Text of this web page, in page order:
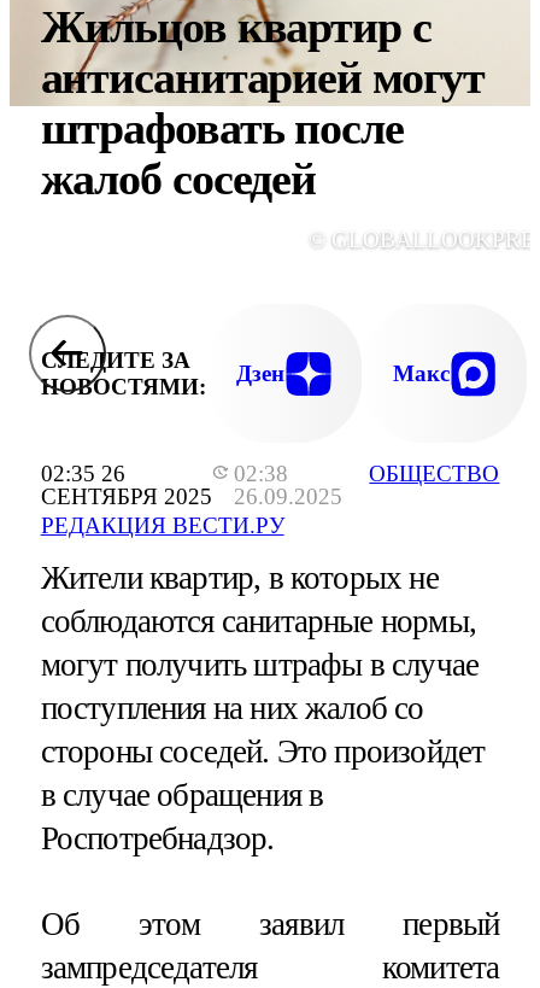
02:35 26
СЕНТЯБРЯ 2025
02:38
26.09.2025
РЕДАКЦИЯ ВЕСТИ.РУ
ОБЩЕСТВО
Жильцов квартир с
антисанитарией могут
штрафовать после
жалоб соседей
©
СЛЕДИТЕ ЗА
НОВОСТЯМИ:
Дзен Макс
Жители квартир, в которых не
соблюдаются санитарные нормы,
могут получить штрафы в случае
поступления на них жалоб со
стороны соседей. Это произойдет
в случае обращения в
Роспотребнадзор.
Об этом заявил первый
зампредседателя комитета